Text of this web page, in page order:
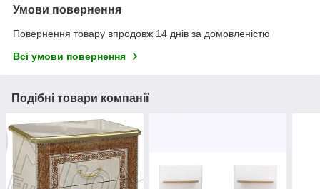
Умови повернення
Повернення товару впродовж 14 днів за домовленістю
Всі умови повернення
Подібні товари компанії